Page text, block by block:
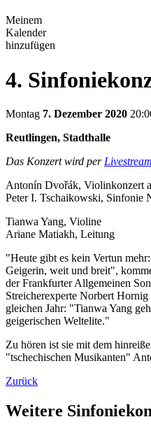
Meinem
Kalender
hinzufügen
4.
Montag 7. Dezember 2020
Reutlingen, Stadthalle
Das Konzert wird per Livestream
Antonín Dvořák, Violinkonzert
Peter I. Tschaikowski, Sinfonie
Tianwa Yang, Violine
Ariane Matiakh, Leitung
"Heute gibt es kein Vertun
Geigerin, weit und breit",
der Frankfurter Allgemeinen
Streicherexperte Norbert
gleichen Jahr: "Tianwa Yang
geigerischen Weltelite."
Zu hören ist sie mit dem
"tschechischen Musikanten"
Zurück
Weitere